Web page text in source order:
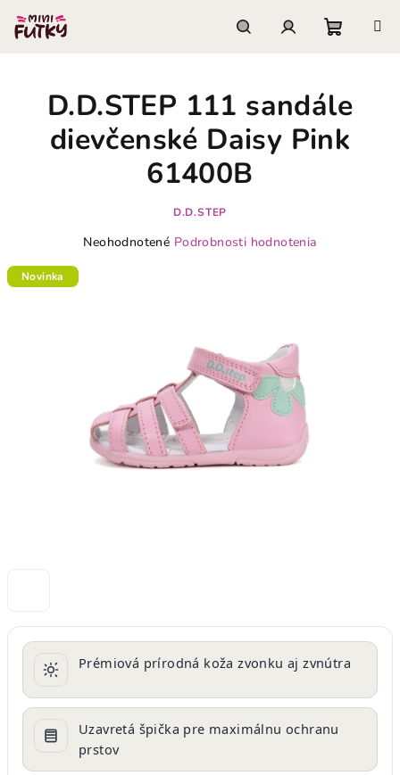
obsah
košík
Prémiová prírodná koža zvonku aj zvnútra
Uzavretá špička pre maximálnu ochranu
prstov
D.D.STEP 111 sandále
dievčenské Daisy Pink
61400B
D.D.STEP
Priemerné
Neohodnotené Podrobnosti hodnotenia
Novinka